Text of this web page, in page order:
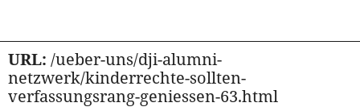
URL: /ueber-uns/dji-alumni-
netzwerk/kinderrechte-sollten-
verfassungsrang-geniessen-63.html